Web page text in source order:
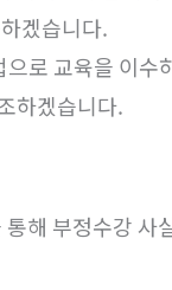
겠습니다.
로 교육을 이수
하겠습니다.
해 부정수강